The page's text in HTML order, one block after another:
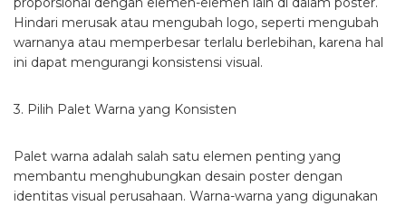
Hindari merusak atau mengubah logo, seperti mengubah
warnanya atau memperbesar terlalu berlebihan, karena hal
ini dapat mengurangi konsistensi visual.
3. Pilih Palet Warna yang Konsisten
Palet warna adalah salah satu elemen penting yang
membantu menghubungkan desain poster dengan
identitas visual perusahaan. Warna-warna yang digunakan